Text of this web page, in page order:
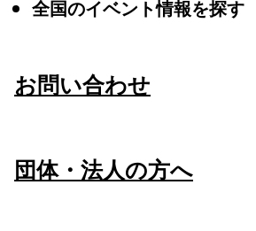
全国のイベント情報を探す
お問い合わせ
団体・法人の方へ